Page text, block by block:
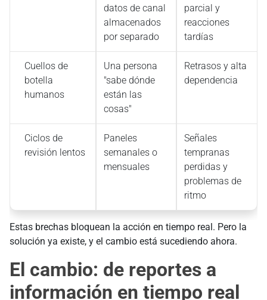
datos de canal
almacenados
por separado
parcial y
reacciones
tardías
Cuellos de
botella
humanos
Una persona
"sabe dónde
están las
cosas"
Retrasos y alta
dependencia
Ciclos de
revisión lentos
Paneles
semanales o
mensuales
Señales
tempranas
perdidas y
problemas de
ritmo
Estas brechas bloquean la acción en tiempo real. Pero la
solución ya existe, y el cambio está sucediendo ahora.
El cambio: de reportes a
información en tiempo real